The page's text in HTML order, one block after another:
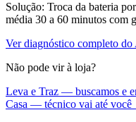
Solução: Troca da bateria
média 30 a 60 minutos com
Ver diagnóstico completo do
Não pode vir à loja?
Leva e Traz — buscamos e
Casa — técnico vai até